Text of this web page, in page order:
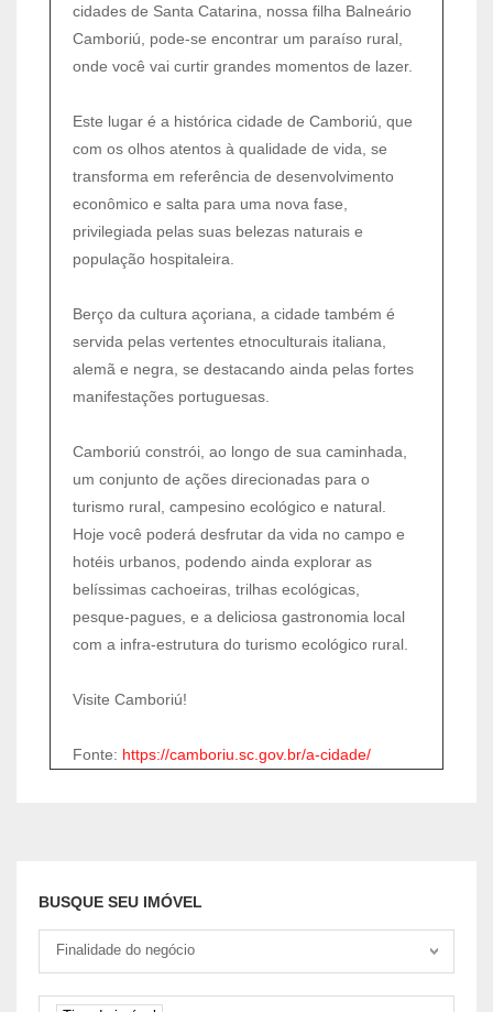
cidades de Santa Catarina, nossa filha Balneário
Camboriú, pode-se encontrar um paraíso rural,
onde você vai curtir grandes momentos de lazer.
Este lugar é a histórica cidade de Camboriú, que
com os olhos atentos à qualidade de vida, se
transforma em referência de desenvolvimento
econômico e salta para uma nova fase,
privilegiada pelas suas belezas naturais e
população hospitaleira.
Berço da cultura açoriana, a cidade também é
servida pelas vertentes etnoculturais italiana,
alemã e negra, se destacando ainda pelas fortes
manifestações portuguesas.
Camboriú constrói, ao longo de sua caminhada,
um conjunto de ações direcionadas para o
turismo rural, campesino ecológico e natural.
Hoje você poderá desfrutar da vida no campo e
hotéis urbanos, podendo ainda explorar as
belíssimas cachoeiras, trilhas ecológicas,
pesque-pagues, e a deliciosa gastronomia local
com a infra-estrutura do turismo ecológico rural.
Visite Camboriú!
Fonte: https://camboriu.sc.gov.br/a-cidade/
BUSQUE SEU IMÓVEL
Tipo negociação
Finalidade do negócio
Tipo de imóvel